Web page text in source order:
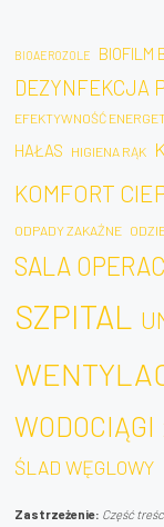
BIOAEROZOLE BIOFILM
DEZYNFEKCJA
EFEKTYWNOŚĆ
HAŁAS HIGIENA RĄK
KOMFORT
ODPADY ZAKAŹNE
SALA
SZPITAL
WODOCIĄGI
ŚLAD WĘGLOWY
Zastrzeżenie: Część